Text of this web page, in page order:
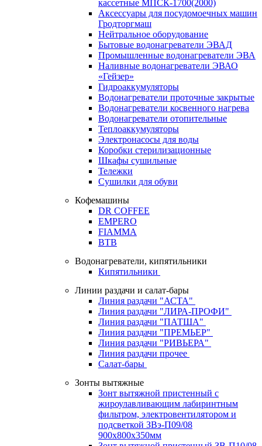
кассетные МПСК-1700(2000)
Аксессуары для посудомоечных машин
Гродторгмаш
Нейтральное оборудование
Бытовые водонагреватели ЭВАД
Промышленные водонагреватели ЭВА
Наливные водонагреватели ЭВАО
«Гейзер»
Гидроаккумуляторы
Водонагреватели проточные закрытые
Водонагреватели косвенного нагрева
Водонагреватели отопительные
Теплоаккумуляторы
Электронасосы для воды
Коробки стерилизационные
Шкафы сушильные
Тележки
Сушилки для обуви
Кофемашины
DR COFFEE
EMPERO
FIAMMA
BTB
Водонагреватели, кипятильники
Кипятильники
Линии раздачи и салат-бары
Линия раздачи "АСТА"
Линия раздачи "ЛИРА-ПРОФИ"
Линия раздачи "ПАТША"
Линия раздачи "ПРЕМЬЕР"
Линия раздачи "РИВЬЕРА"
Линия раздачи прочее
Салат-бары
Зонты вытяжные
Зонт вытяжной пристенный с
жироулавливающим лабиринтным
фильтром, электровентилятором и
подсветкой ЗВэ-П09/08
900х800х350мм